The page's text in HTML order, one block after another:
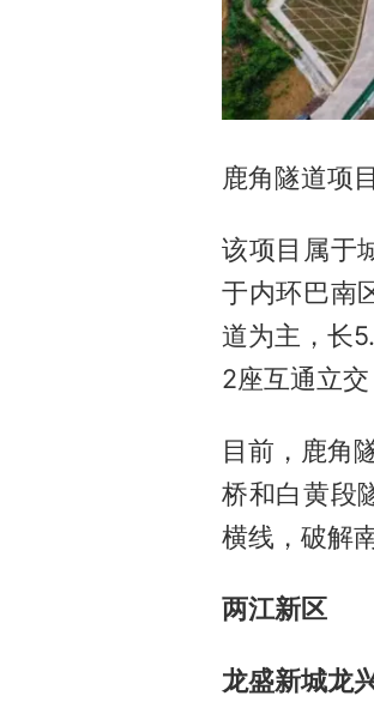
鹿角隧道项
该项目属于
于内环巴南
道为主，长
2座互通立
目前，鹿角
桥和白黄段
横线，破解
两江新区
龙盛新城龙